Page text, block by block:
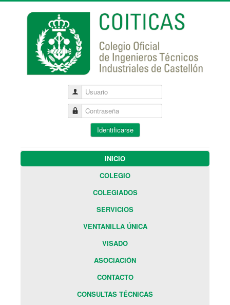
Usuario
Contraseña
Identificarse
INICIO
COLEGIO
COLEGIADOS
SERVICIOS
VENTANILLA ÚNICA
VISADO
ASOCIACIÓN
CONTACTO
CONSULTAS TÉCNICAS